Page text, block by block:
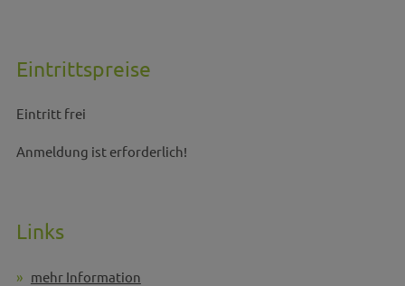
Eintrittspreise
Eintritt frei
Anmeldung ist erforderlich!
Links
mehr Information